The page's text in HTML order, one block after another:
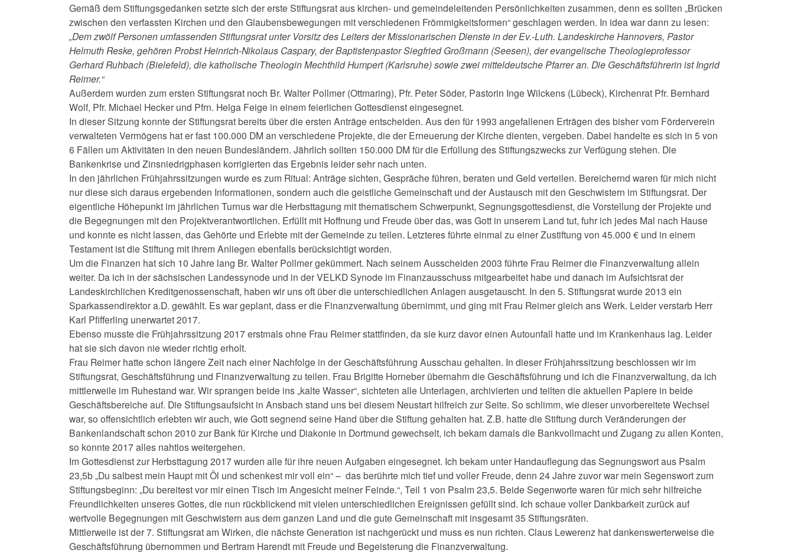
Gemäß dem Stiftungsgedanken setzte sich der erste Stiftungsrat aus kirchen- und gemeindeleitenden Persönlichkeiten zusammen, denn es sollten „Brücken
zwischen den verfassten Kirchen und den Glaubensbewegungen mit verschiedenen Frömmigkeitsformen“ geschlagen werden. In idea war dann zu lesen:
„Dem zwölf Personen umfassenden Stiftungsrat unter Vorsitz des Leiters der Missionarischen Dienste in der Ev.-Luth. Landeskirche Hannovers, Pastor
Helmuth Reske, gehören Probst Heinrich-Nikolaus Caspary, der Baptistenpastor Siegfried Großmann (Seesen), der evangelische Theologieprofessor
Gerhard Ruhbach (Bielefeld), die katholische Theologin Mechthild Humpert (Karlsruhe) sowie zwei mitteldeutsche Pfarrer an. Die Geschäftsführerin ist Ingrid
Reimer.“
Außerdem wurden zum ersten Stiftungsrat noch Br. Walter Pollmer (Ottmaring), Pfr. Peter Söder, Pastorin Inge Wilckens (Lübeck), Kirchenrat Pfr. Bernhard
Wolf, Pfr. Michael Hecker und Pfrn. Helga Feige in einem feierlichen Gottesdienst eingesegnet.
In dieser Sitzung konnte der Stiftungsrat bereits über die ersten Anträge entscheiden. Aus den für 1993 angefallenen Erträgen des bisher vom Förderverein
verwalteten Vermögens hat er fast 100.000 DM an verschiedene Projekte, die der Erneuerung der Kirche dienten, vergeben. Dabei handelte es sich in 5 von
6 Fällen um Aktivitäten in den neuen Bundesländern. Jährlich sollten 150.000 DM für die Erfüllung des Stiftungszwecks zur Verfügung stehen. Die
Bankenkrise und Zinsniedrigphasen korrigierten das Ergebnis leider sehr nach unten.
In den jährlichen Frühjahrssitzungen wurde es zum Ritual: Anträge sichten, Gespräche führen, beraten und Geld verteilen. Bereichernd waren für mich nicht
nur diese sich daraus ergebenden Informationen, sondern auch die geistliche Gemeinschaft und der Austausch mit den Geschwistern im Stiftungsrat. Der
eigentliche Höhepunkt im jährlichen Turnus war die Herbsttagung mit thematischem Schwerpunkt, Segnungsgottesdienst, die Vorstellung der Projekte und
die Begegnungen mit den Projektverantwortlichen. Erfüllt mit Hoffnung und Freude über das, was Gott in unserem Land tut, fuhr ich jedes Mal nach Hause
und konnte es nicht lassen, das Gehörte und Erlebte mit der Gemeinde zu teilen. Letzteres führte einmal zu einer Zustiftung von 45.000 € und in einem
Testament ist die Stiftung mit ihrem Anliegen ebenfalls berücksichtigt worden.
Um die Finanzen hat sich 10 Jahre lang Br. Walter Pollmer gekümmert. Nach seinem Ausscheiden 2003 führte Frau Reimer die Finanzverwaltung allein
weiter. Da ich in der sächsischen Landessynode und in der VELKD Synode im Finanzausschuss mitgearbeitet habe und danach im Aufsichtsrat der
Landeskirchlichen Kreditgenossenschaft, haben wir uns oft über die unterschiedlichen Anlagen ausgetauscht. In den 5. Stiftungsrat wurde 2013 ein
Sparkassendirektor a.D. gewählt. Es war geplant, dass er die Finanzverwaltung übernimmt, und ging mit Frau Reimer gleich ans Werk. Leider verstarb Herr
Karl Pfifferling unerwartet 2017.
Ebenso musste die Frühjahrssitzung 2017 erstmals ohne Frau Reimer stattfinden, da sie kurz davor einen Autounfall hatte und im Krankenhaus lag. Leider
hat sie sich davon nie wieder richtig erholt.
Frau Reimer hatte schon längere Zeit nach einer Nachfolge in der Geschäftsführung Ausschau gehalten. In dieser Frühjahrssitzung beschlossen wir im
Stiftungsrat, Geschäftsführung und Finanzverwaltung zu teilen. Frau Brigitte Horneber übernahm die Geschäftsführung und ich die Finanzverwaltung, da ich
mittlerweile im Ruhestand war. Wir sprangen beide ins „kalte Wasser“, sichteten alle Unterlagen, archivierten und teilten die aktuellen Papiere in beide
Geschäftsbereiche auf. Die Stiftungsaufsicht in Ansbach stand uns bei diesem Neustart hilfreich zur Seite. So schlimm, wie dieser unvorbereitete Wechsel
war, so offensichtlich erlebten wir auch, wie Gott segnend seine Hand über die Stiftung gehalten hat. Z.B. hatte die Stiftung durch Veränderungen der
Bankenlandschaft schon 2010 zur Bank für Kirche und Diakonie in Dortmund gewechselt, ich bekam damals die Bankvollmacht und Zugang zu allen Konten,
so konnte 2017 alles nahtlos weitergehen.
Im Gottesdienst zur Herbsttagung 2017 wurden alle für ihre neuen Aufgaben eingesegnet. Ich bekam unter Handauflegung das Segnungswort aus Psalm
23,5b „Du salbest mein Haupt mit Öl und schenkest mir voll ein“ – das berührte mich tief und voller Freude, denn 24 Jahre zuvor war mein Segenswort zum
Stiftungsbeginn: „Du bereitest vor mir einen Tisch im Angesicht meiner Feinde.“, Teil 1 von Psalm 23,5. Beide Segenworte waren für mich sehr hilfreiche
Freundlichkeiten unseres Gottes, die nun rückblickend mit vielen unterschiedlichen Ereignissen gefüllt sind. Ich schaue voller Dankbarkeit zurück auf
wertvolle Begegnungen mit Geschwistern aus dem ganzen Land und die gute Gemeinschaft mit insgesamt 35 Stiftungsräten.
Mittlerweile ist der 7. Stiftungsrat am Wirken, die nächste Generation ist nachgerückt und muss es nun richten. Claus Lewerenz hat dankenswerterweise die
Geschäftsführung übernommen und Bertram Harendt mit Freude und Begeisterung die Finanzverwaltung.